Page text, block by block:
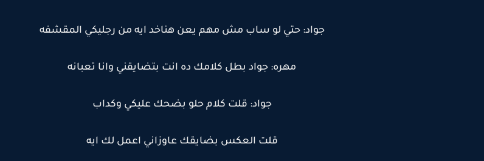
جواد: حتي لو ساب مش مهم يعن هناخد ايه من رجليكي المقشفه
مهره: جواد بطل كلامك ده انت بتضايقني وانا تعبانه
جواد: قلت كلام حلو بضحك عليكي وكداب
قلت العكس بضايقك عاوزاني اعمل لك ايه